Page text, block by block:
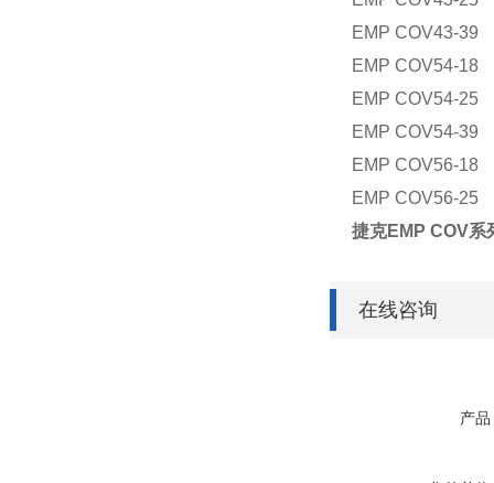
EMP COV43-39
EMP COV54-18
EMP COV54-25
EMP COV54-39
EMP COV56-18
EMP COV56-25
捷克EMP COV系
在线咨询
产品